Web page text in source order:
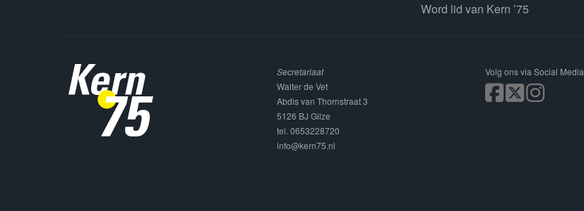
Word lid van Kern ’75
Secretariaat
Walter de Vet
Abdis van Thornstraat 3
5126 BJ Gilze
tel. 0653228720
info@kern75.nl
Volg ons via Social Media